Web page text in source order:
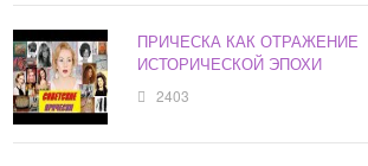
ПРИЧЕСКА КАК ОТРАЖЕНИЕ
ИСТОРИЧЕСКОЙ ЭПОХИ
2403